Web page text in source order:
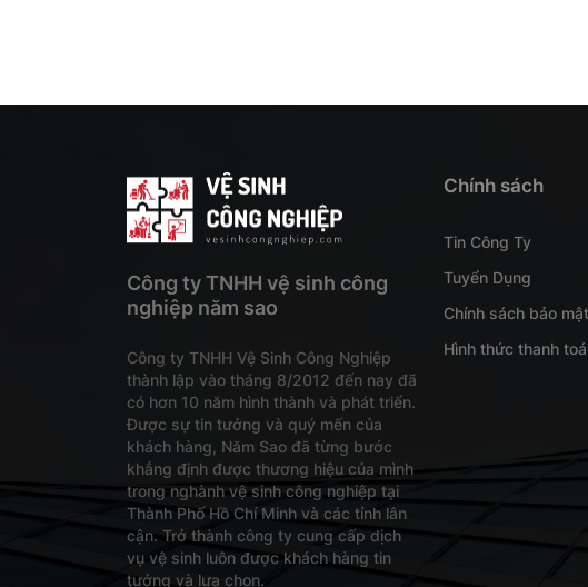
Công ty TNHH vệ sinh công
nghiệp năm sao
Công ty TNHH Vệ Sinh Công Nghiệp
thành lập vào tháng 8/2012 đến nay đã
có hơn 10 năm hình thành và phát triển.
Được sự tin tưởng và quý mến của
khách hàng, Năm Sao đã từng bước
khẳng định được thương hiệu của mình
trong nghành vệ sinh công nghiệp tại
Thành Phố Hồ Chí Minh và các tỉnh lân
cận. Trở thành công ty cung cấp dịch
vụ vệ sinh luôn được khách hàng tin
tưởng và lựa chọn.
Chính sách
Tin Công Ty
Tuyển Dụng
Chính sách bảo mật
Hình thức thanh